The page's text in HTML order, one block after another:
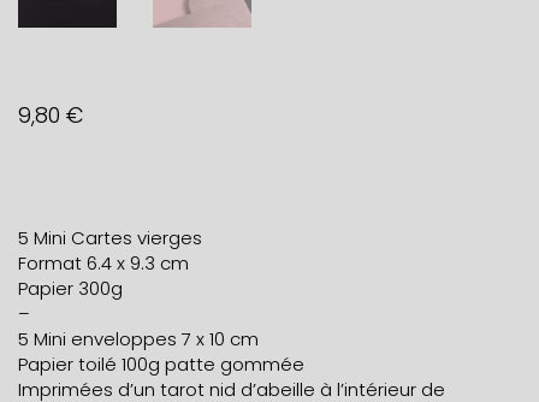
9,80 €
5 Mini Cartes vierges
Format 6.4 x 9.3 cm
Papier 300g
–
5 Mini enveloppes 7 x 10 cm
Papier toilé 100g patte gommée
Imprimées d’un tarot nid d’abeille à l’intérieur de